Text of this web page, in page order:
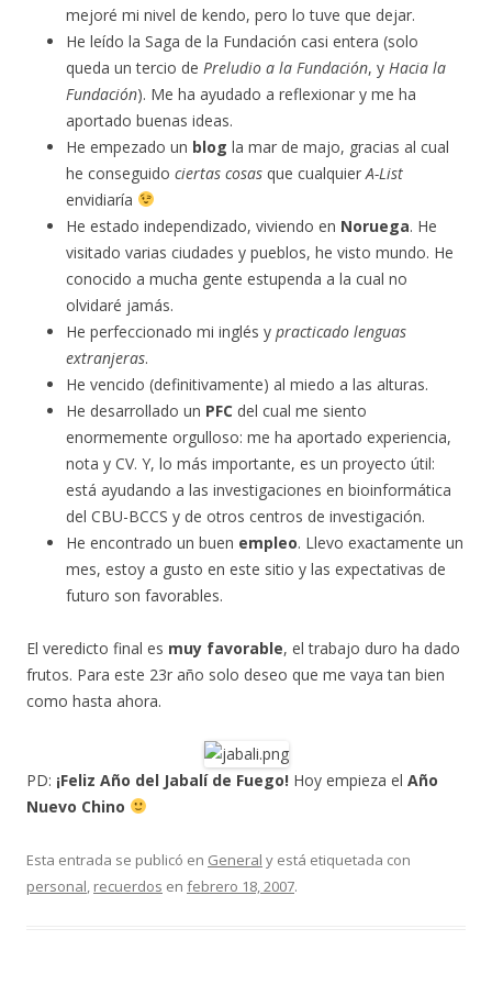
mejoré mi nivel de kendo, pero lo tuve que dejar.
He leído la Saga de la Fundación casi entera (solo
queda un tercio de Preludio a la Fundación, y Hacia la
Fundación). Me ha ayudado a reflexionar y me ha
aportado buenas ideas.
He empezado un blog la mar de majo, gracias al cual
he conseguido ciertas cosas que cualquierA-List
envidiaría
He estado independizado, viviendo en Noruega. He
visitado varias ciudades y pueblos, he visto mundo. He
conocido a mucha gente estupenda a la cual no
olvidaré jamás.
He perfeccionado mi inglés y practicado lenguas
extranjeras.
He vencido (definitivamente) al miedo a las alturas.
He desarrollado un PFC del cual me siento
enormemente orgulloso: me ha aportado experiencia,
nota y CV. Y, lo más importante, es un proyecto útil:
está ayudando a las investigaciones en bioinformática
del CBU-BCCS y de otros centros de investigación.
He encontrado un buen empleo. Llevo exactamente un
mes, estoy a gusto en este sitio y las expectativas de
futuro son favorables.
El veredicto final es muy favorable, el trabajo duro ha dado
frutos. Para este 23r año solo deseo que me vaya tan bien
como hasta ahora.
PD: ¡Feliz Año del Jabalí de Fuego! Hoy empieza el Año
Nuevo Chino
Esta entrada se publicó en General y está etiquetada con
personal, recuerdos en febrero 18, 2007.